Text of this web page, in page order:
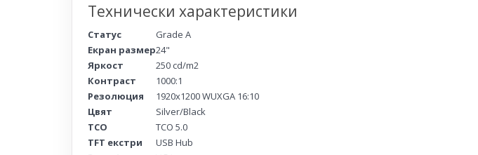
Технически характеристики
Статус
Grade A
Екран размер24"
Яркост
250 cd/m2
Контраст
1000:1
Резолюция
1920x1200 WUXGA 16:10
Цвят
Silver/Black
TCO
TCO 5.0
TFT екстри
USB Hub